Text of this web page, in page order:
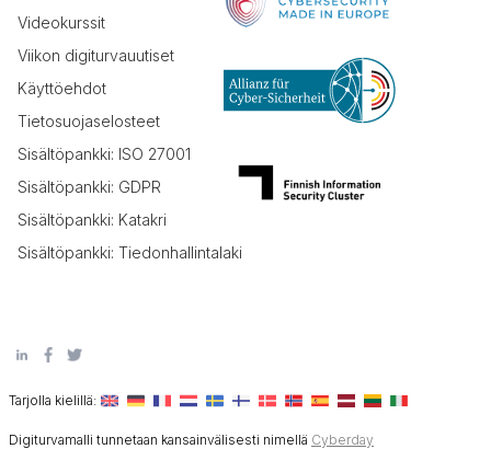
Videokurssit
Viikon digiturvauutiset
Käyttöehdot
Tietosuojaselosteet
Sisältöpankki: ISO 27001
Sisältöpankki: GDPR
Sisältöpankki: Katakri
Sisältöpankki: Tiedonhallintalaki
Tarjolla kielillä:
Digiturvamalli tunnetaan kansainvälisesti nimellä Cyberday